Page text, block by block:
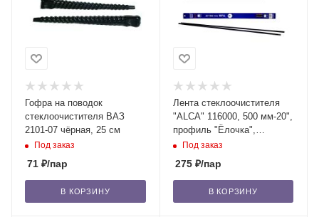
Гофра на поводок
стеклоочистителя ВАЗ
2101-07 чёрная, 25 см
Под заказ
71 ₽/пар
В КОРЗИНУ
Лента стеклоочистителя
"ALCA" 116000, 500 мм-20",
профиль "Ёлочка",
силикон, 2 шт. /100
Под заказ
275₽/пар
В КОРЗИНУ